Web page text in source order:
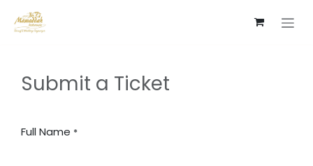
Submit a Ticket
Full Name *